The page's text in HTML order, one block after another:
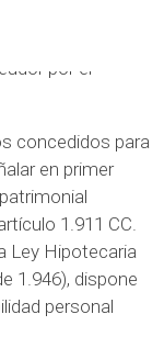
El precepto
en contrario, la
por el
concedidos para
en primer
1.911 CC.
Ley Hipotecaria
1.946), dispone
personal